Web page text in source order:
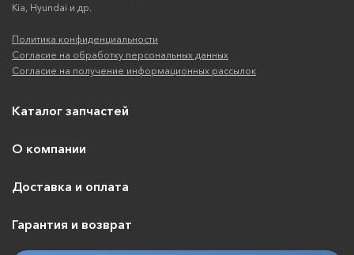
Kia, Hyundai и др.
Политика конфиденциальности
Согласие на обработку персональных данных
Согласие на получение информационных рассылок
Каталог запчастей
О компании
Доставка и оплата
Гарантия и возврат